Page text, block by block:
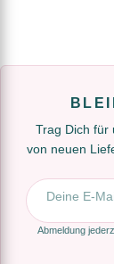
Trag Dich für
von neuen
E-Mail-Adresse
Abmeldung